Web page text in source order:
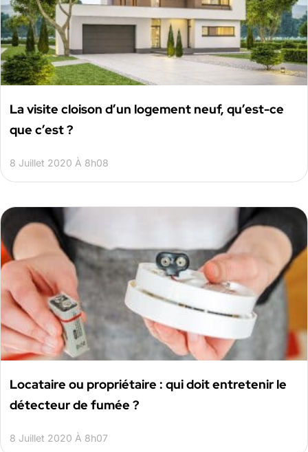
La visite cloison d’un logement neuf, qu’est-ce
que c’est ?
8 Juillet 2020 À 8h08
Locataire ou propriétaire : qui doit entretenir le
détecteur de fumée ?
8 Juillet 2020 À 8h07